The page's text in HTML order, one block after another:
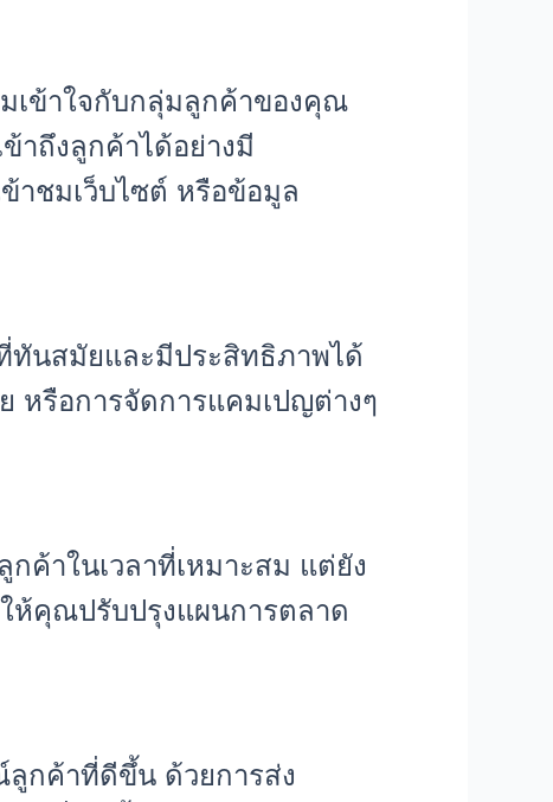
เข้าใจกับกลุ่มลูกค้าของคุณ
าถึงลูกค้าได้อย่างมี
าชมเว็บไซต์ หรือข้อมูล
ทันสมัยและมีประสิทธิภาพได้
หรือการจัดการแคมเปญต่างๆ
ค้าในเวลาที่เหมาะสม แต่ยัง
ห้คุณปรับปรุงแผนการตลาด
กค้าที่ดีขึ้น ด้วยการส่ง